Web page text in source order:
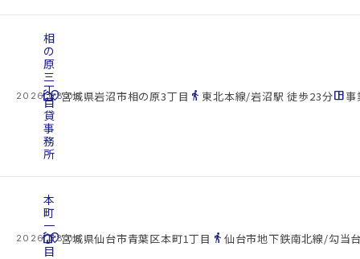
2026.08.08
cottage
相
の
原
三
丁
目
貸
事
務
所
location_on宮城県岩沼市相の原3丁目 directions_walk 東北本線/岩沼駅 徒歩23分space_dashboard事
2026.08.08
cottage
本
町
一
丁
目
location_on宮城県仙台市青葉区本町1丁目 directions_walk 仙台市地下鉄南北線/勾当